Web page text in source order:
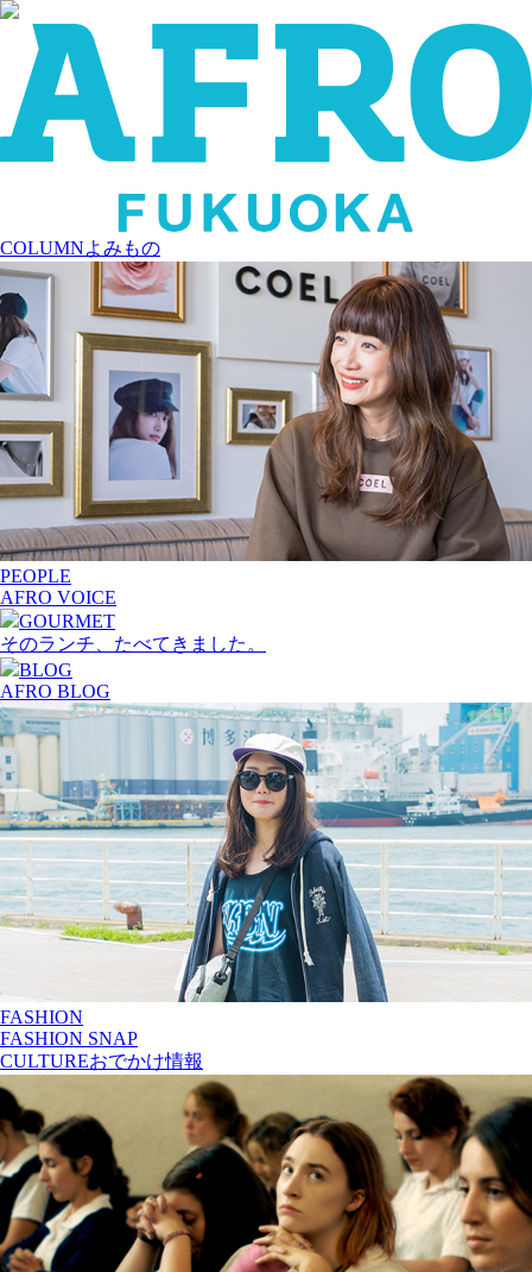
COLUMNよみもの
PEOPLE
AFRO VOICE
GOURMET
そのランチ、たべてきました。
BLOG
AFRO BLOG
FASHION
FASHION SNAP
CULTUREおでかけ情報